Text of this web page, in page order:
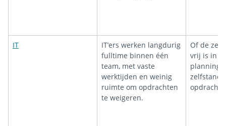
IT
IT’ers werken langdurig
fulltime binnen één
team, met vaste
werktijden en weinig
ruimte om opdrachten
te weigeren.
Of de
vrij is in
planning.